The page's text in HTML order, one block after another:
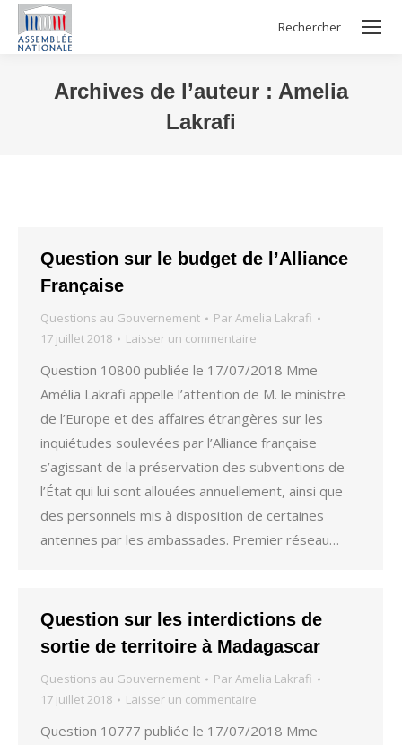
Search:
Rechercher
Archives de l’auteur : Amelia
Lakrafi
Question sur le budget de l’Alliance
Française
Questions au Gouvernement ParAmelia Lakrafi
17 juillet 2018
Laisser un commentaire
Question 10800 publiée le 17/07/2018 Mme
Amélia Lakrafi appelle l’attention de M. le ministre
de l’Europe et des affaires étrangères sur les
inquiétudes soulevées par l’Alliance française
s’agissant de la préservation des subventions de
l’État qui lui sont allouées annuellement, ainsi que
des personnels mis à disposition de certaines
antennes par les ambassades. Premier réseau…
Question sur les interdictions de
sortie de territoire à Madagascar
Questions au Gouvernement ParAmelia Lakrafi
17 juillet 2018
Laisser un commentaire
Question 10777 publiée le 17/07/2018 Mme